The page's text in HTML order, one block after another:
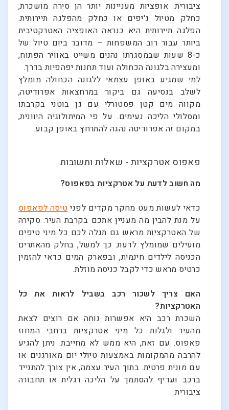
ציבורית. אופציות מעניינות יותר הן סירה מושכרת,
כחלק מטיול ג'יפים או כחלק מהפלגה תיירותית.
הפלגה תיירותית היא כנראה האופציה האטרקטיבית
ביותר עבור רוב המשפחות – מדובר ביום טיול של
כ-8 שעות שבמסגרתו נהנים משייט באוויר הפתוח,
ומעצירה בלגונה הכחולה ועוד תחנות יפהפיות בדרך.
למי שמגיע באופן עצמאי ללגונה הכחולה מומלץ
לשלב בנסיעה גם ביקור במרחצאות אפרודיטה,
מקווה מים קטן פסטורלי עם גן בוטני בקרבתו
ומסלולי הליכה נעימים. על פי המיתולוגיה היוונית,
במקום זה אפרודיטה נהגה להתרחץ באופן קבוע.
פאפוס אטרקציות - שאלות ותשובות
מה חשוב לדעת על אטרקציות בפאפוס?
כדאי לעשות מעט מחקר מקדים לפניטיסה לפאפוס
על מנת להבין מה מעניין אתכם בקרבת העיר. סקירה
של האטרקציות מראש גם תגלה לכם כל מיני טיפים
מועילים שמומלץ לדעת. כך למשל, בחלק מהאתרים
הכניסה לילדים חינמית, ובפארק המים כדאי להזמין
כרטיס מראש כדי לקבל כניסה מוזלת.
האם צריך לשכור רכב בשביל לראות את כל
האטרקציות?
השכרת רכב היא אפשרות נוחה אם רוצים לצאת
מהעיר ולגלות כל מיני אטרקציות ברחבי המחוז
פאפוס. עם זאת, היא ממש לא מחייבת. ניתן להגיע
להרבה מהמקומות באמצעות טיולי יום מאורגנים או
עם מונית פרטית. בתוך העיר עצמה, אין צורך להתנייד
ברכב ועדיף להסתמך על הליכה רגלית או תחבורה
ציבורית.